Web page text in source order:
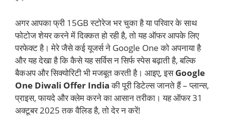
अगर आपका फ्री 15GB स्टोरेज भर चुका है या परिवार के साथ
फोटोज शेयर करने में दिक्कत हो रही है, तो यह ऑफर आपके लिए
परफेक्ट है। मेरे जैसे कई यूजर्स ने Google One को अपनाया है
और यह देखा है कि कैसे यह सर्विस न सिर्फ स्पेस बढ़ाती है, बल्कि
बैकअप और सिक्योरिटी भी मजबूत करती है। आइए, इसGoogle
One Diwali Offer Indiaकी पूरी डिटेल्स जानते हैं – प्लान्स,
प्राइस, फायदे और क्लेम करने का आसान तरीका। यह ऑफर 31
अक्टूबर 2025 तक वैलिड है, तो देर न करें!